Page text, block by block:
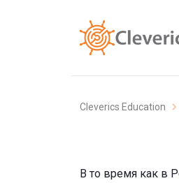
Cleverics Education
В то время как в